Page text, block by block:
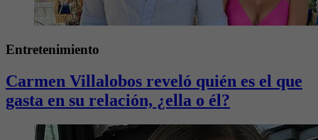
Entretenimiento
Carmen Villalobos reveló quién es el que
gasta en su relación, ¿ella o él?